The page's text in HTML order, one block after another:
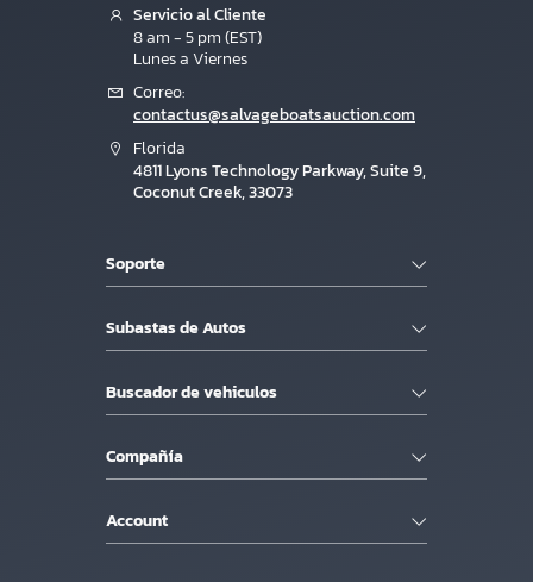
Servicio al Cliente
8 am - 5 pm (EST)
Lunes a Viernes
Correo:
contactus@salvageboatsauction.com
Florida
4811 Lyons Technology Parkway, Suite 9,
Coconut Creek, 33073
Soporte
Subastas de Autos
Buscador de vehiculos
Compañía
Account